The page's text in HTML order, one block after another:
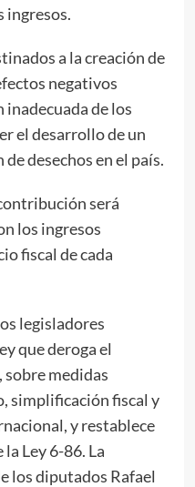
ingresos.
a la creación de
negativos
de los
el desarrollo de un
desechos en el país.
será
los ingresos
fiscal de cada
legisladores
que deroga el
sobre medidas
simplificación fiscal y
y restablece
Ley 6-86. La
los diputados Rafael